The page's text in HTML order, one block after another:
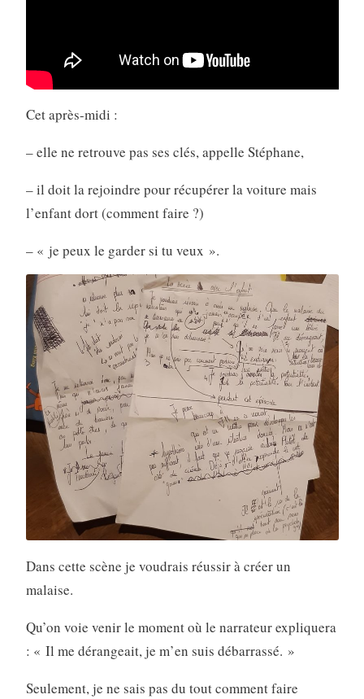
Cet après-midi :
– elle ne retrouve pas ses clés, appelle Stéphane,
– il doit la rejoindre pour récupérer la voiture mais
l’enfant dort (comment faire ?)
– « je peux le garder si tu veux ».
Dans cette scène je voudrais réussir à créer un
malaise.
Qu’on voie venir le moment où le narrateur expliquera
: « Il me dérangeait, je m’en suis débarrassé. »
Seulement, je ne sais pas du tout comment faire